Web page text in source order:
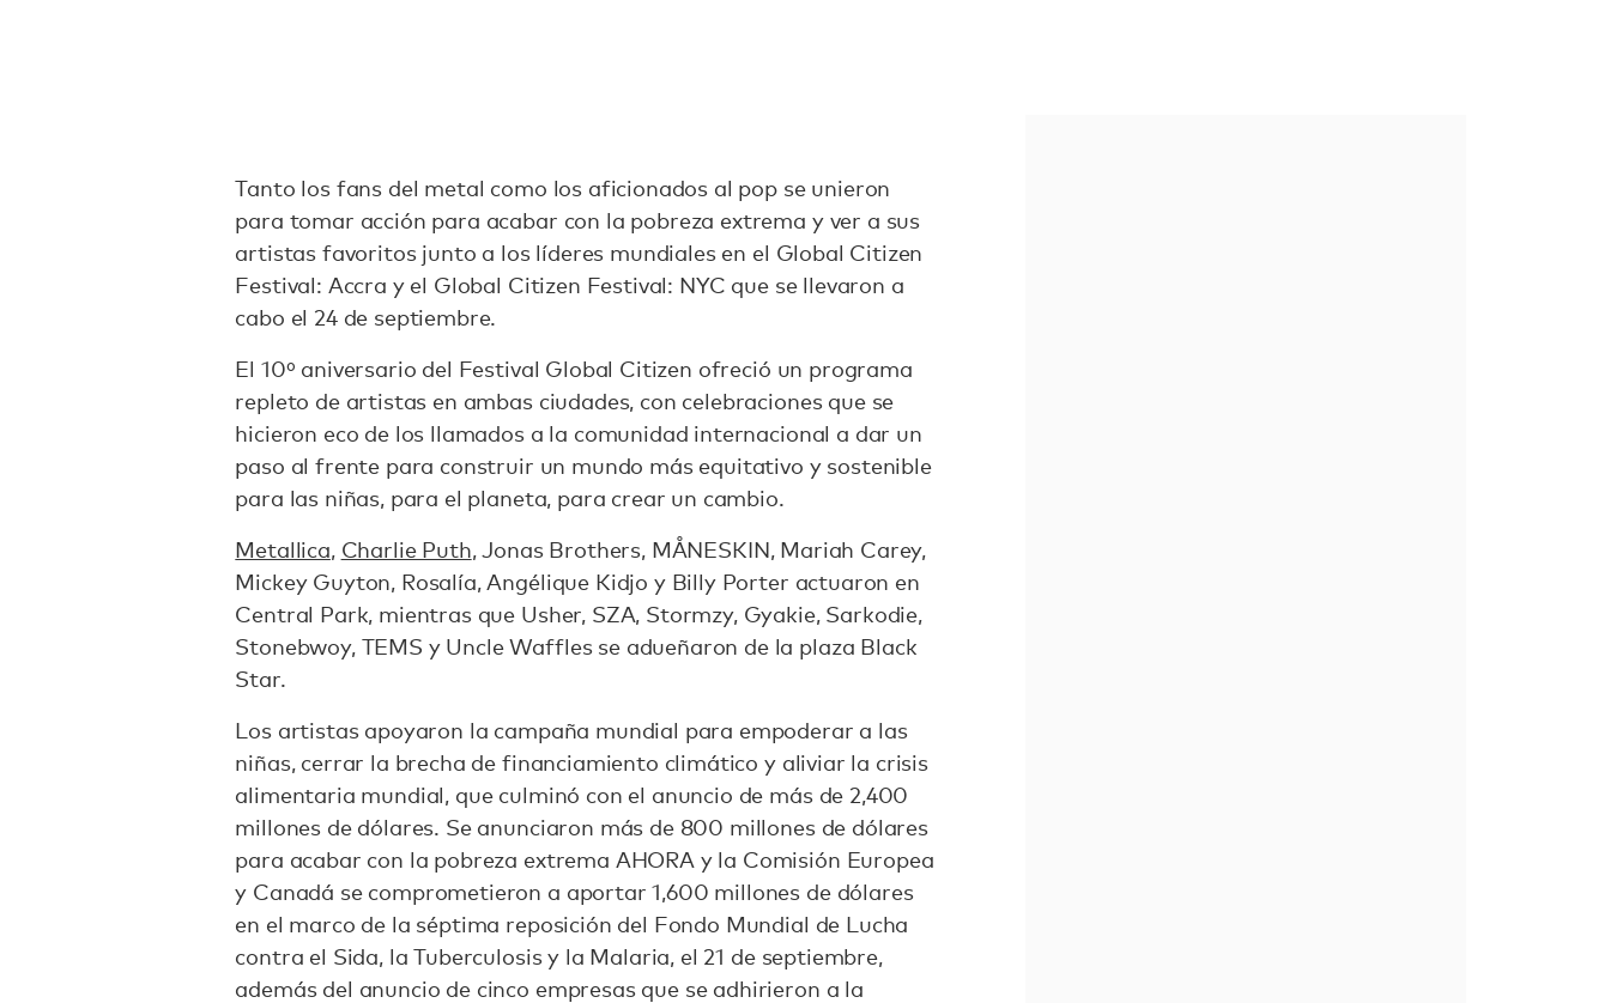
Tanto los fans del metal como los aficionados al pop se unieron
para tomar acción para acabar con la pobreza extrema y ver a sus
artistas favoritos junto a los líderes mundiales en el Global Citizen
Festival: Accra y el Global Citizen Festival: NYC que se llevaron a
cabo el 24 de septiembre.
El 10º aniversario del Festival Global Citizen ofreció un programa
repleto de artistas en ambas ciudades, con celebraciones que se
hicieron eco de los llamados a la comunidad internacional a dar un
paso al frente para construir un mundo más equitativo y sostenible
para las niñas, para el planeta, para crear un cambio.
Metallica, Charlie Puth, Jonas Brothers, MÅNESKIN, Mariah Carey,
Mickey Guyton, Rosalía, Angélique Kidjo y Billy Porter actuaron en
Central Park, mientras que Usher, SZA, Stormzy, Gyakie, Sarkodie,
Stonebwoy, TEMS y Uncle Waffles se adueñaron de la plaza Black
Star.
Los artistas apoyaron la campaña mundial para empoderar a las
niñas, cerrar la brecha de financiamiento climático y aliviar la crisis
alimentaria mundial, que culminó con el anuncio de más de 2,400
millones de dólares. Se anunciaron más de 800 millones de dólares
para acabar con la pobreza extrema AHORA y la Comisión Europea
y Canadá se comprometieron a aportar 1,600 millones de dólares
en el marco de la séptima reposición del Fondo Mundial de Lucha
contra el Sida, la Tuberculosis y la Malaria, el 21 de septiembre,
además del anuncio de cinco empresas que se adhirieron a la